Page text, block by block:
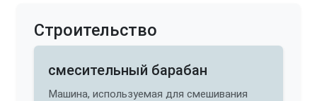
Строительство
смесительный барабан
Машина, используемая для смешивания